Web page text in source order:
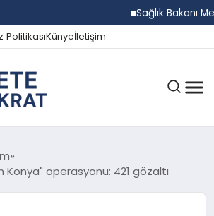
Sağlık Bakanı
PolitikasıKünyeİletişim
Konya" operasyonu: 421 gözaltı